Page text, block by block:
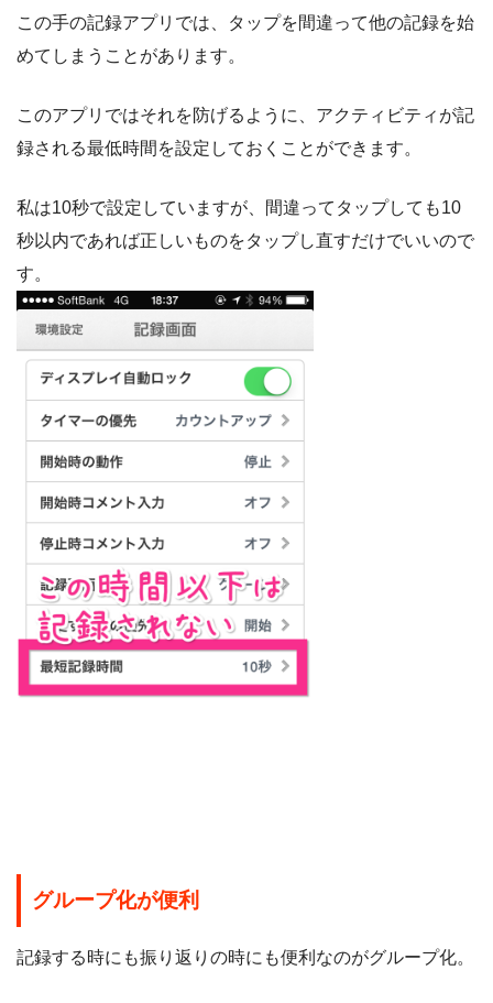
この手の記録アプリでは、タップを間違って他の記録を始
めてしまうことがあります。
このアプリではそれを防げるように、アクティビティが記
録される最低時間を設定しておくことができます。
私は10秒で設定していますが、間違ってタップしても10
秒以内であれば正しいものをタップし直すだけでいいので
す。
グループ化が便利
記録する時にも振り返りの時にも便利なのがグループ化。